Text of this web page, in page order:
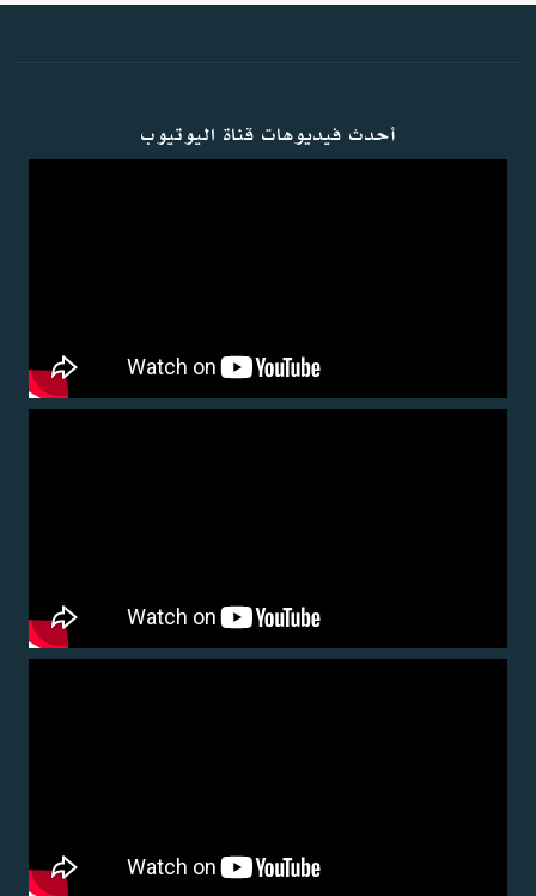
أحدث فيديوهات قناة اليوتيوب